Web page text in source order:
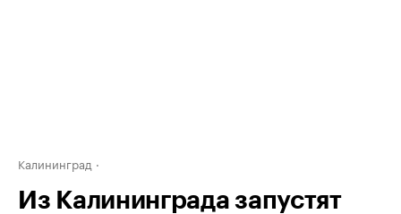
Калининград
Из Калининграда запустят